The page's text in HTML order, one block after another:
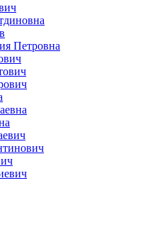
Петровна